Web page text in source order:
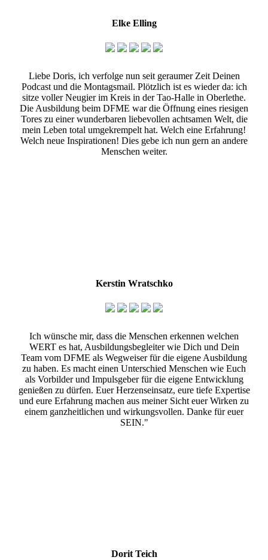
Elke Elling
Liebe Doris, ich verfolge nun seit geraumer Zeit Deinen
Podcast und die Montagsmail. Plötzlich ist es wieder da: ich
sitze voller Neugier im Kreis in der Tao-Halle in Oberlethe.
Die Ausbildung beim DFME war die Öffnung eines riesigen
Tores zu einer wunderbaren liebevollen achtsamen Welt, die
mein Leben total umgekrempelt hat. Welch eine Erfahrung!
Welch neue Inspirationen! Dies gebe ich nun gern an andere
Menschen weiter.
Kerstin Wratschko
Ich wünsche mir, dass die Menschen erkennen welchen
WERT es hat, Ausbildungsbegleiter wie Dich und Dein
Team vom DFME als Wegweiser für die eigene Ausbildung
zu haben. Es macht einen Unterschied Menschen wie Euch
als Vorbilder und Impulsgeber für die eigene Entwicklung
genießen zu dürfen. Euer Herzenseinsatz, eure tiefe Expertise
und eure Erfahrung machen aus meiner Sicht euer Wirken zu
einem ganzheitlichen und wirkungsvollen. Danke für euer
SEIN."
Dorit Teich